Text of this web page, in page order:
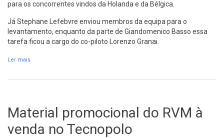
para os concorrentes vindos da Holanda e da Bélgica.
Já Stephane Lefebvre enviou membros da equipa para o
levantamento, enquanto da parte de Giandomenico Basso essa
tarefa ficou a cargo do co-piloto Lorenzo Granai.
Ler mais
Material promocional do RVM à
venda no Tecnopolo